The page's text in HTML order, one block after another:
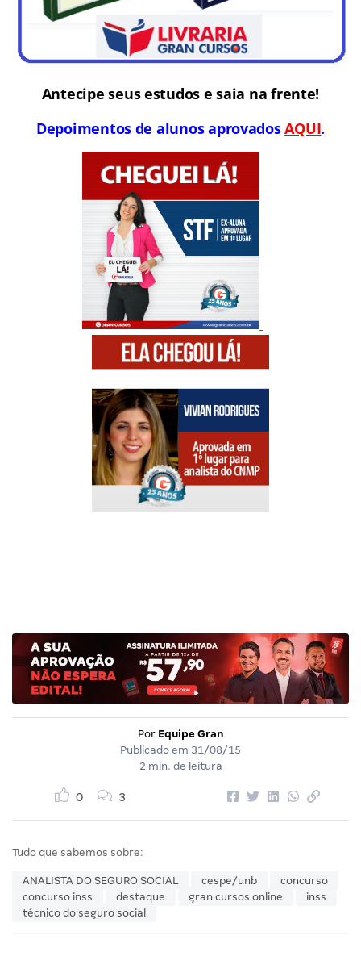
Antecipe seus estudos e saia na frente!
Depoimentos de alunos aprovadosAQUI.
Por Equipe Gran
Publicado em 31/08/15
2 min. de leitura
0 3
Tudo que sabemos sobre:
ANALISTA DO SEGURO SOCIAL cespe/unb
concurso
concurso inss
destaque gran cursos online
inss
técnico do seguro social